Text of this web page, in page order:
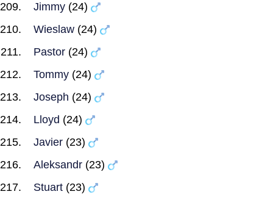
Jimmy (24)
Wieslaw (24)
Pastor (24)
Tommy (24)
Joseph (24)
Lloyd (24)
Javier (23)
Aleksandr (23)
Stuart (23)